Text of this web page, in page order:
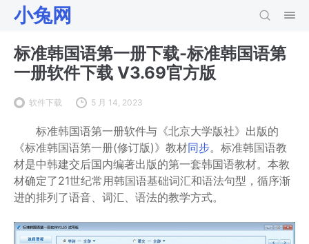
小兔网
标准韩国语第一册下载-标准韩国语第
一册软件下载 V3.69官方版
软件下载 5 月 14, 2023
标准韩国语第一册软件与《北京大学版社》出版的
《标准韩国语第一册(修订版)》教材同步。标准韩国语教
材是中韩建交后国内编著出版的第一套韩国语教材。本教
材确定了21世纪常用韩国语基础词汇和语法句型，循序渐
进的排列了语音、词汇、语法的教学方式。